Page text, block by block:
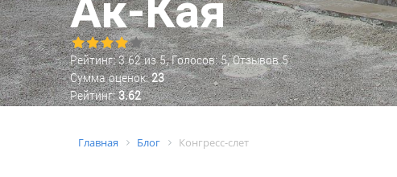
Ак-Кая
Рейтинг:3.62из5, Голосов:5, Отзывов5
Сумма оценок:23
Рейтинг:3.62
Главная Блог Конгресс-слет